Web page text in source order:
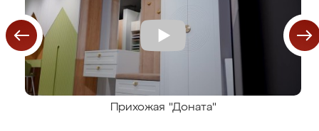
Прихожая "Доната"